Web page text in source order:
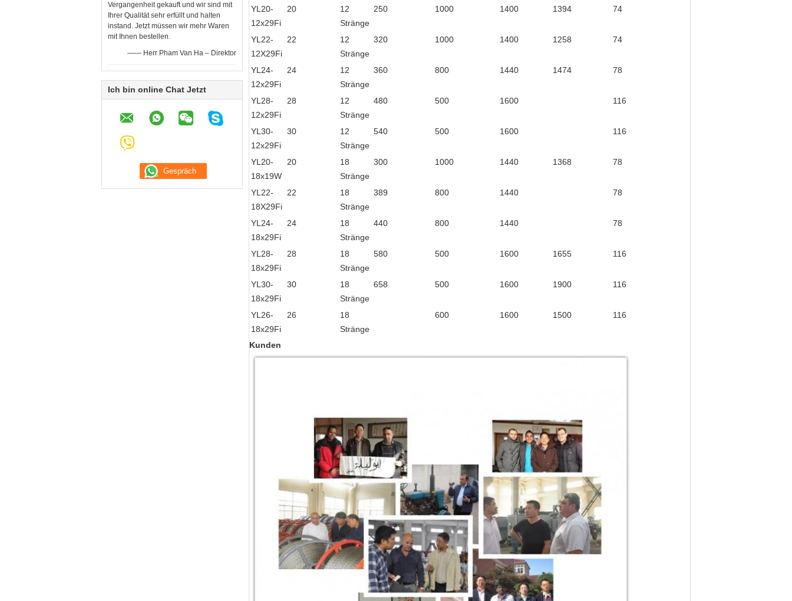
Vergangenheit gekauft und wir sind mit
Ihrer Qualität sehr erfüllt und halten
instand. Jetzt müssen wir mehr Waren
mit Ihnen bestellen.
—— Herr Pham Van Ha – Direktor
Ich bin online Chat Jetzt
YL20-
12x29Fi
20
12
Stränge
250 1000 1400 1394 74
YL22-
12X29Fi
22
12
Stränge
320 1000 1400 1258 74
YL24-
12x29Fi
24
12
Stränge
360 800 1440 1474 78
YL28-
12x29Fi
28
12
Stränge
480 500 1600 116
YL30-
12x29Fi
30
12
Stränge
540 500 1600 116
YL20-
18x19W
20
18
Stränge
300 1000 1440 1368 78
YL22-
18X29Fi
22
18
Stränge
389 800 1440 78
YL24-
18x29Fi
24
18
Stränge
440 800 1440 78
YL28-
18x29Fi
28
18
Stränge
580 500 1600 1655 116
YL30-
18x29Fi
30
18
Stränge
658 500 1600 1900 116
YL26-
18x29Fi
26
18
Stränge
600 1600 1500 116
Kunden